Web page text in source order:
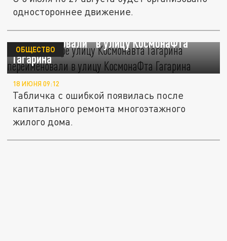
одностороннее движение.
В Краснодаре улицу Космонавта Гагарина
"переименовали" в улицу КосмонаФта
Гагарина
ОБЩЕСТВО
18 ИЮНЯ 09:12
Табличка с ошибкой появилась после
капитального ремонта многоэтажного
жилого дома.